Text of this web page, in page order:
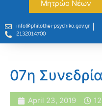
Μητρώο Νέων
info@philothei-psychiko.gov.gr
2132014700
07η
April 23, 2019